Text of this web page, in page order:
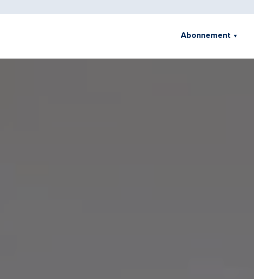
Abonnement